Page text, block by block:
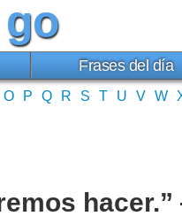
go
Frases del día
O P Q R S T U V W